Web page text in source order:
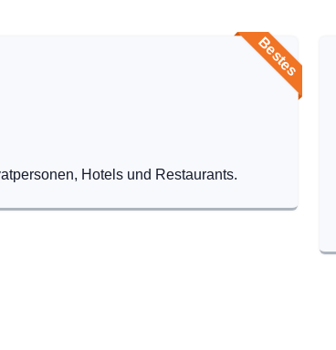
Bestes
Hotels und Restaurants.